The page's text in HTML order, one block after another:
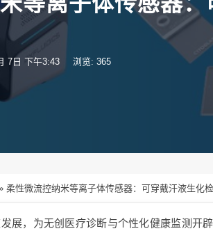
7日 下午3:43 浏览: 365
柔性微流控纳米等离子体传感器：可穿戴汗液生化
展，为无创医疗诊断与个性化健康监测开